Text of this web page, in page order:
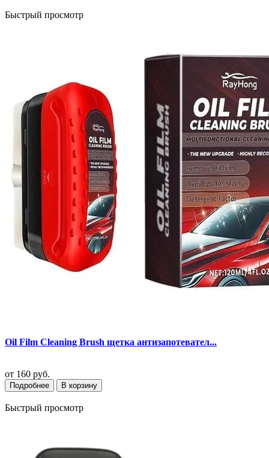
Быстрый просмотр
Oil Film Cleaning Brush щетка антизапотевател...
от 160 руб.
Подробнее В корзину
Быстрый просмотр